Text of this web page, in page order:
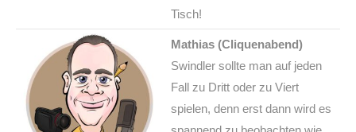
Tisch!
Mathias (Cliquenabend)
Swindler sollte man auf jeden
Fall zu Dritt oder zu Viert
spielen, denn erst dann wird es